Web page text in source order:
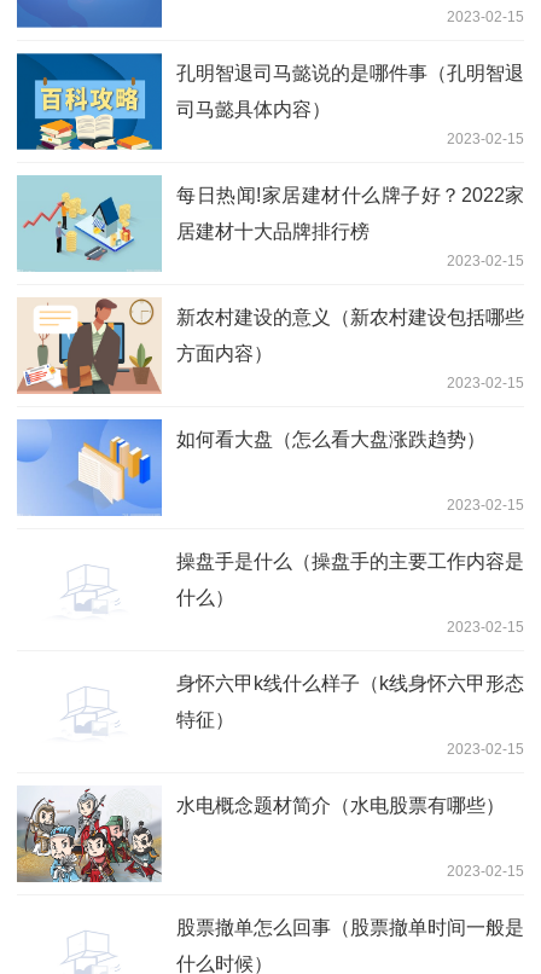
2023-02-15
孔明智退司马懿说的是哪件事（孔明智退
司马懿具体内容）
2023-02-15
每日热闻!家居建材什么牌子好？2022家
居建材十大品牌排行榜
2023-02-15
新农村建设的意义（新农村建设包括哪些
方面内容）
2023-02-15
如何看大盘（怎么看大盘涨跌趋势）
2023-02-15
操盘手是什么（操盘手的主要工作内容是
什么）
2023-02-15
身怀六甲k线什么样子（k线身怀六甲形态
特征）
2023-02-15
水电概念题材简介（水电股票有哪些）
2023-02-15
股票撤单怎么回事（股票撤单时间一般是
什么时候）